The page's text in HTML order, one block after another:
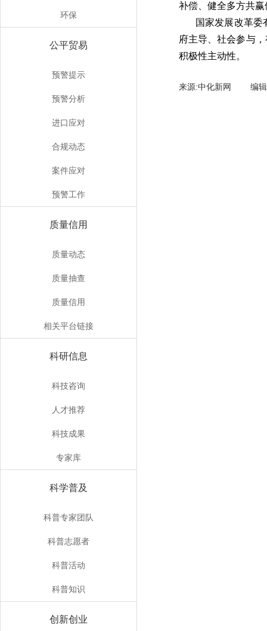
环保
公平贸易
预警提示
预警分析
进口应对
合规动态
案件应对
预警工作
质量信用
质量动态
质量抽查
质量信用
相关平台链接
科研信息
科技咨询
人才推荐
科技成果
专家库
科学普及
科普专家团队
科普志愿者
科普活动
科普知识
创新创业
补偿、健全多方共
国家发展改革委
府主导、社会参与
积极性主动性。
来源:中化新网 编